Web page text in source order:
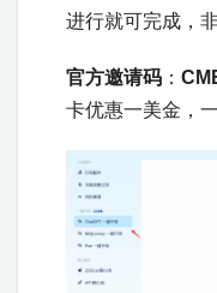
进行就可完成，
官方邀请码 ：
卡优惠一美金，